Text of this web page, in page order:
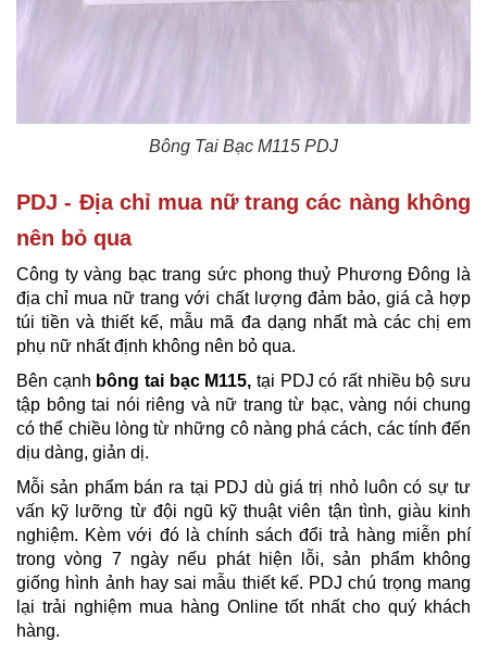
Bông Tai Bạc M115​ PDJ
PDJ - Địa chỉ mua nữ trang các nàng không
nên bỏ qua
Công ty vàng bạc trang sức phong thuỷ Phương Đông là
địa chỉ mua nữ trang với chất lượng đảm bảo, giá cả hợp
túi tiền và thiết kế, mẫu mã đa dạng nhất mà các chị em
phụ nữ nhất định không nên bỏ qua.
Bên cạnh bông tai bạc M115, tại PDJ có rất nhiều bộ sưu
tập bông tai nói riêng và nữ trang từ bạc, vàng nói chung
có thể chiều lòng từ những cô nàng phá cách, các tính đến
dịu dàng, giản dị.
Mỗi sản phẩm bán ra tại PDJ dù giá trị nhỏ luôn có sự tư
vấn kỹ lưỡng từ đội ngũ kỹ thuật viên tận tình, giàu kinh
nghiệm. Kèm với đó là chính sách đổi trả hàng miễn phí
trong vòng 7 ngày nếu phát hiện lỗi, sản phẩm không
giống hình ảnh hay sai mẫu thiết kế. PDJ chú trọng mang
lại trải nghiệm mua hàng Online tốt nhất cho quý khách
hàng.